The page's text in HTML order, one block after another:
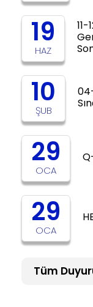
19
HAZ
10
ŞUB
29
OCA
29
OCA
Tüm